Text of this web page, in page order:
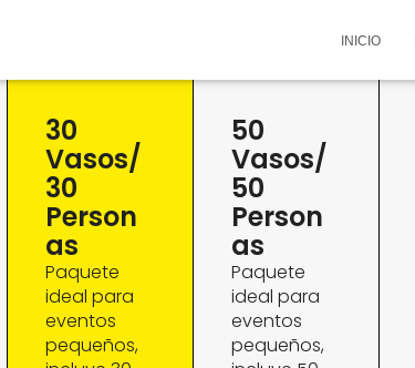
INICIO
30
Vasos/
30
Person
As
Paquete
ideal para
eventos
pequeños,
50
Vasos/
50
Person
As
Paquete
ideal para
eventos
pequeños,